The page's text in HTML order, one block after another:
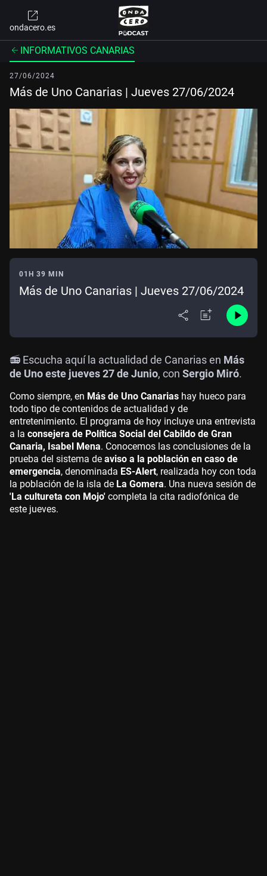
ondacero.es
INFORMATIVOS CANARIAS
27/06/2024
Más de Uno Canarias | Jueves 27/06/2024
01H 39 MIN
Más de Uno Canarias | Jueves 27/06/2024
📻 Escucha aquí la actualidad de Canarias en Más
de Uno este jueves 27 de Junio, con Sergio Miró.
Como siempre, en Más de Uno Canarias hay hueco para
todo tipo de contenidos de actualidad y de
entretenimiento. El programa de hoy incluye una entrevista
a la consejera de Política Social del Cabildo de Gran
Canaria, Isabel Mena. Conocemos las conclusiones de la
prueba del sistema de aviso a la población en caso de
emergencia, denominada ES-Alert, realizada hoy con toda
la población de la isla de La Gomera. Una nueva sesión de
'La cultureta con Mojo' completa la cita radiofónica de
este jueves.